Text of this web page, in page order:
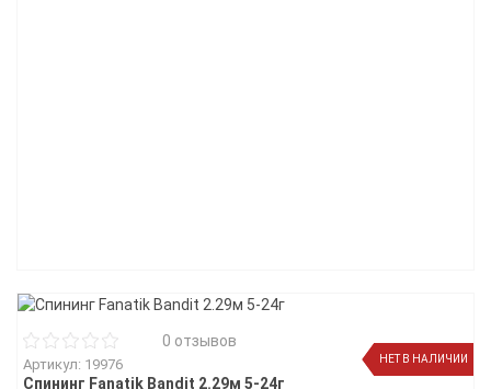
НЕТ В НАЛИЧИИ
0 отзывов
Артикул: 19976
Спининг Fanatik Bandit 2.29м 5-24г